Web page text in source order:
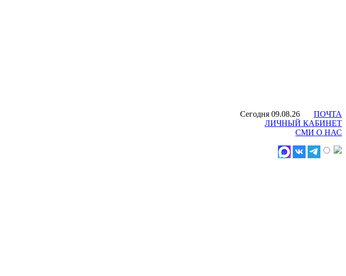
Сегодня 09.08.26
ПОЧТА
ЛИЧНЫЙ КАБИНЕТ
СМИ О НАС